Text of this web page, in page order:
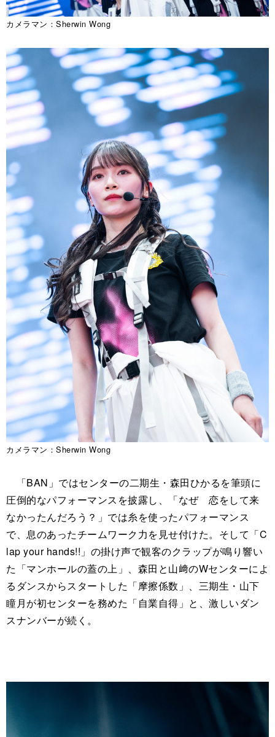
カメラマン：Sherwin Wong
カメラマン：Sherwin Wong
「BAN」ではセンターの二期生・森田ひかるを筆頭に
圧倒的なパフォーマンスを披露し、「なぜ 恋をして来
なかったんだろう？」では糸を使ったパフォーマンス
で、息のあったチームワーク力を見せ付けた。そして「C
lap your hands!!」の掛け声で観客のクラップが鳴り響い
た「マンホールの蓋の上」、森田と山﨑のWセンターによ
るダンスからスタートした「摩擦係数」、三期生・山下
瞳月が初センターを務めた「自業自得」と、激しいダン
スナンバーが続く。